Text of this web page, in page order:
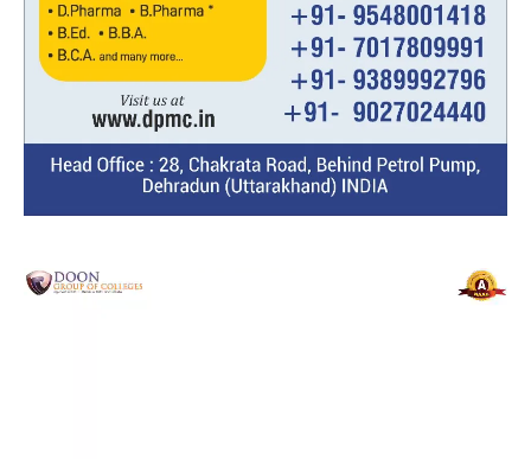
Video
Player